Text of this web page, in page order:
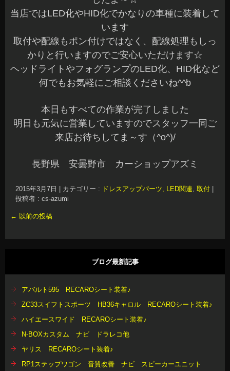
当店ではLED化やHID化でかなりの車種に装着して
います
取付や配線もポン付けではなく、配線処理もしっ
かりと行いますのでご安心いただけます☆
ヘッドライトやフォグランプのLED化、HID化など
何でもお気軽にご相談くださいね^^b
本日もすべての作業が完了しました
明日も元気に営業していますのでスタッフ一同ご
来店お待ちしてま～す（^o^)/
長野県 安曇野市 カーショップアズミ
2015年3月7日 カテゴリー : ドレスアップパーツ, LED関連, 取付
投稿者 : cs-azumi
← 以前の投稿
ブログ最新記事
アバルト595 RECAROシート装着♪
ZC33スイフトスポーツ HB36キャロル RECAROシート装着♪
ハイエースワイド RECAROシート装着♪
N-BOXカスタム ナビ ドラレコ他
ヤリス RECAROシート装着♪
RP1ステップワゴン 音質改善 ナビ スピーカーユニット